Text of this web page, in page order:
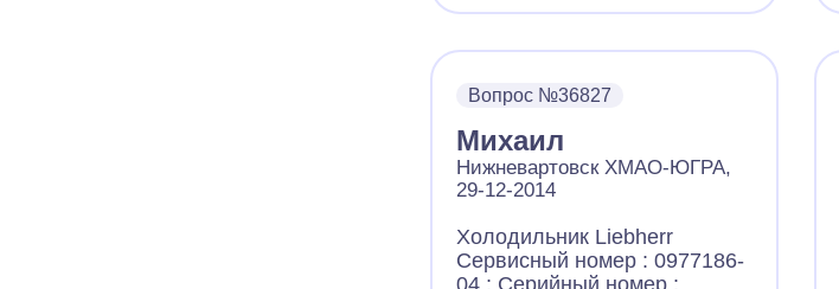
Вопрос №36827
Михаил
Нижневартовск ХМАО-ЮГРА,
29-12-2014
Холодильник Liebherr
Сервисный номер : 0977186-
04 ; Серийный номер :